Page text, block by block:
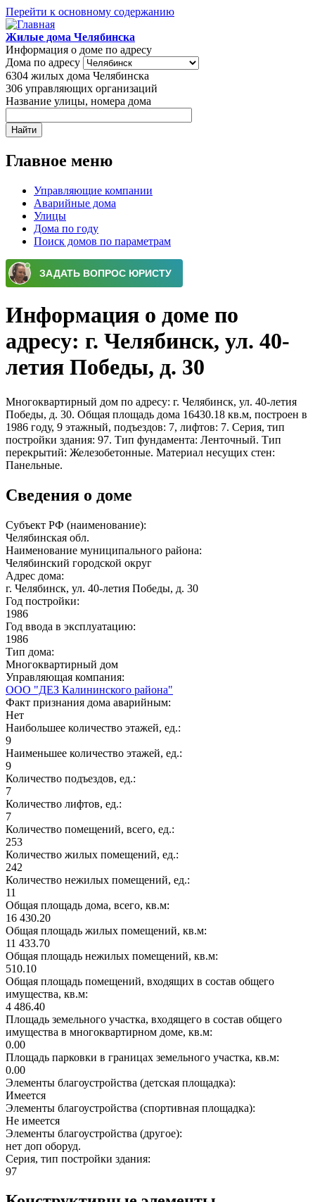
Перейти к основному содержанию
Жилые дома Челябинска
Информация о доме по адресу
Дома по адресу
6304 жилых дома Челябинска
306 управляющих организаций
Название улицы, номера дома
Главное меню
Управляющие компании
Аварийные дома
Улицы
Дома по году
Поиск домов по параметрам
Информация о доме по
адресу: г. Челябинск, ул. 40-
летия Победы, д. 30
Многоквартирный дом по адресу: г. Челябинск, ул. 40-летия
Победы, д. 30. Общая площадь дома 16430.18 кв.м, построен в
1986 году, 9 этажный, подъездов: 7, лифтов: 7. Серия, тип
постройки здания: 97. Тип фундамента: Ленточный. Тип
перекрытий: Железобетонные. Материал несущих стен:
Панельные.
Сведения о доме
Субъект РФ (наименование):
Челябинская обл.
Наименование муниципального района:
Челябинский городской округ
Адрес дома:
г. Челябинск, ул. 40-летия Победы, д. 30
Год постройки:
1986
Год ввода в эксплуатацию:
1986
Тип дома:
Многоквартирный дом
Управляющая компания:
ООО "ДЕЗ Калининского района"
Факт признания дома аварийным:
Нет
Наибольшее количество этажей, ед.:
9
Наименьшее количество этажей, ед.:
9
Количество подъездов, ед.:
7
Количество лифтов, ед.:
7
Количество помещений, всего, ед.:
253
Количество жилых помещений, ед.:
242
Количество нежилых помещений, ед.:
11
Общая площадь дома, всего, кв.м:
16 430.20
Общая площадь жилых помещений, кв.м:
11 433.70
Общая площадь нежилых помещений, кв.м:
510.10
Общая площадь помещений, входящих в состав общего
имущества, кв.м:
4 486.40
Площадь земельного участка, входящего в состав общего
имущества в многоквартирном доме, кв.м:
0.00
Площадь парковки в границах земельного участка, кв.м:
0.00
Элементы благоустройства (детская площадка):
Имеется
Элементы благоустройства (спортивная площадка):
Не имеется
Элементы благоустройства (другое):
нет доп оборуд.
Серия, тип постройки здания:
97